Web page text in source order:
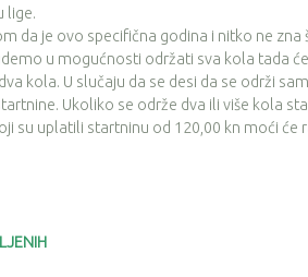
lige.
je ovo specifična godina i nitko ne zna
u mogućnosti održati sva kola tada
kola. U slučaju da se desi da se održi
Ukoliko se održe dva ili više kola
su uplatili startninu od 120,00 kn moći će